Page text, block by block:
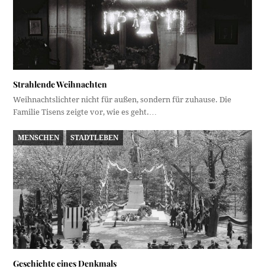
Strahlende Weihnachten
Weihnachtslichter nicht für außen, sondern für zuhause. Die
Familie Tisens zeigte vor, wie es geht.…
MENSCHEN STADTLEBEN
Geschichte eines Denkmals